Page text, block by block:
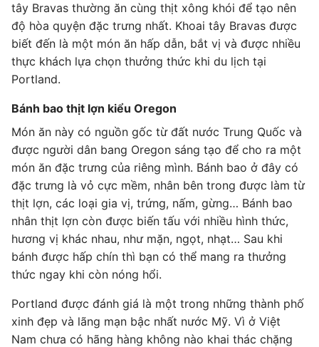
tây Bravas thường ăn cùng thịt xông khói để tạo nên
độ hòa quyện đặc trưng nhất. Khoai tây Bravas được
biết đến là một món ăn hấp dẫn, bắt vị và được nhiều
thực khách lựa chọn thưởng thức khi du lịch tại
Portland.
Bánh bao thịt lợn kiểu Oregon
Món ăn này có nguồn gốc từ đất nước Trung Quốc và
được người dân bang Oregon sáng tạo để cho ra một
món ăn đặc trưng của riêng mình. Bánh bao ở đây có
đặc trưng là vỏ cực mềm, nhân bên trong được làm từ
thịt lợn, các loại gia vị, trứng, nấm, gừng… Bánh bao
nhân thịt lợn còn được biến tấu với nhiều hình thức,
hương vị khác nhau, như mặn, ngọt, nhạt… Sau khi
bánh được hấp chín thì bạn có thể mang ra thưởng
thức ngay khi còn nóng hổi.
Portland được đánh giá là một trong những thành phố
xinh đẹp và lãng mạn bậc nhất nước Mỹ. Vì ở Việt
Nam chưa có hãng hàng không nào khai thác chặng